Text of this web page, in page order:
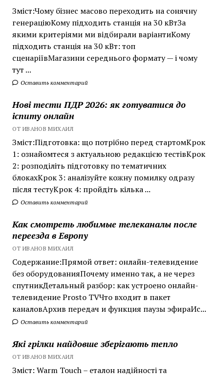
Зміст:Чому бізнес масово переходить на сонячну
генераціюКому підходить станція на 30 кВтЗа
якими критеріями ми відбирали варіантиКому
підходить станція на 30 кВт: топ
сценаріївМагазини середнього формату — і чому
тут ...
Оставить комментарий
Нові тести ПДР 2026: як готуватися до
іспиту онлайн
ОТ ИВАНОВ МИХАИЛ
Зміст:Підготовка: що потрібно перед стартомКрок
1: ознайомтеся з актуальною редакцією тестівКрок
2: розподіліть підготовку по тематичних
блокахКрок 3: аналізуйте кожну помилку одразу
після тестуКрок 4: пройдіть кілька ...
Оставить комментарий
Как смотреть любимые телеканалы после
переезда в Европу
ОТ ИВАНОВ МИХАИЛ
Содержание:Прямой ответ: онлайн-телевидение
без оборудованияПочему именно так, а не через
спутникДетальный разбор: как устроено онлайн-
телевидение Prosto TVЧто входит в пакет
каналовАрхив передач и функция паузы эфираИс...
Оставить комментарий
Які грілки найдовше зберігають тепло
ОТ ИВАНОВ МИХАИЛ
Зміст: Warm Touch – еталон надійності та